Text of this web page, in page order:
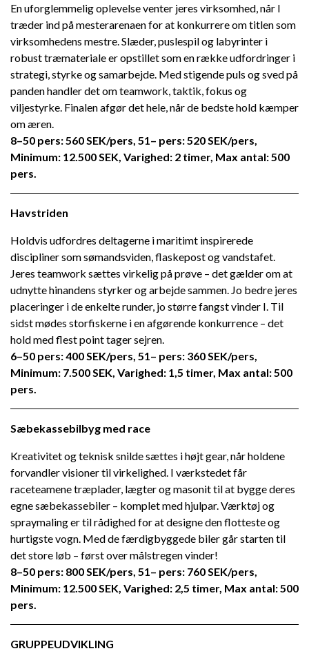
En uforglemmelig oplevelse venter jeres virksomhed, når I
træder ind på mesterarenaen for at konkurrere om titlen som
virksomhedens mestre. Slæder, puslespil og labyrinter i
robust træmateriale er opstillet som en række udfordringer i
strategi, styrke og samarbejde. Med stigende puls og sved på
panden handler det om teamwork, taktik, fokus og
viljestyrke. Finalen afgør det hele, når de bedste hold kæmper
om æren.
8–50 pers: 560 SEK/pers, 51– pers: 520 SEK/pers,
Minimum: 12.500 SEK, Varighed: 2 timer, Max antal: 500
pers.
Havstriden
Holdvis udfordres deltagerne i maritimt inspirerede
discipliner som sømandsviden, flaskepost og vandstafet.
Jeres teamwork sættes virkelig på prøve – det gælder om at
udnytte hinandens styrker og arbejde sammen. Jo bedre jeres
placeringer i de enkelte runder, jo større fangst vinder I. Til
sidst mødes storfiskerne i en afgørende konkurrence – det
hold med flest point tager sejren.
6–50 pers: 400 SEK/pers, 51– pers: 360 SEK/pers,
Minimum: 7.500 SEK, Varighed: 1,5 timer, Max antal: 500
pers.
Sæbekassebilbyg med race
Kreativitet og teknisk snilde sættes i højt gear, når holdene
forvandler visioner til virkelighed. I værkstedet får
raceteamene træplader, lægter og masonit til at bygge deres
egne sæbekassebiler – komplet med hjulpar. Værktøj og
spraymaling er til rådighed for at designe den flotteste og
hurtigste vogn. Med de færdigbyggede biler går starten til
det store løb – først over målstregen vinder!
8–50 pers: 800 SEK/pers, 51– pers: 760 SEK/pers,
Minimum: 12.500 SEK, Varighed: 2,5 timer, Max antal: 500
pers.
GRUPPEUDVIKLING